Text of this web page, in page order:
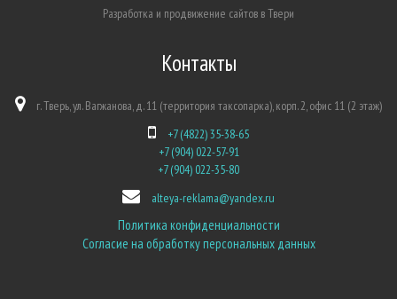
Разработка и продвижение сайтов в Твери
Контакты
г. Тверь, ул. Вагжанова, д. 11 (территория таксопарка), корп. 2, офис 11 (2 этаж)
+7 (4822) 35-38-65
+7 (904) 022-57-91
+7 (904) 022-35-80
alteya-reklama@yandex.ru
Политика конфиденциальности
Согласие на обработку персональных данных